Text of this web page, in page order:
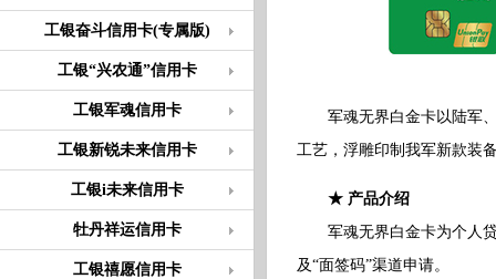
工银奋斗信用卡(专属版)
工银“兴农通”信用卡
工银军魂信用卡
工银新锐未来信用卡
工银i未来信用卡
牡丹祥运信用卡
工银禧愿信用卡
军魂无界白金卡以陆军、
工艺，浮雕印制我军新款装
★ 产品介绍
军魂无界白金卡为个人贷
及“面签码”渠道申请。